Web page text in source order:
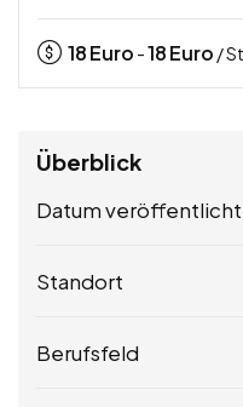
18Euro -18Euro /
Überblick
Datum veröffentlicht
Standort
Berufsfeld